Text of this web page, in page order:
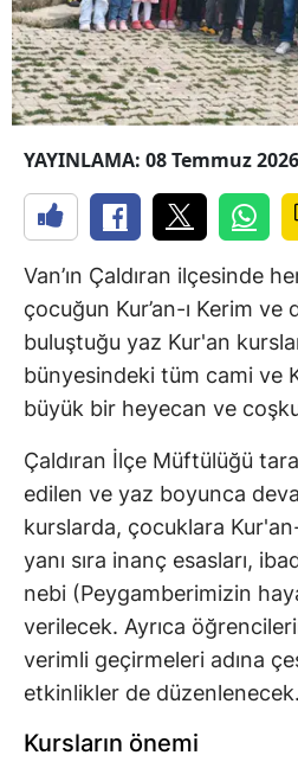
YAYINLAMA: 08 Temmuz
Van’ın Çaldıran ilçesinde
çocuğun Kur’an-ı Kerim ve
buluştuğu yaz Kur'an
bünyesindeki tüm cami ve
büyük bir heyecan ve
Çaldıran İlçe Müftülüğü
edilen ve yaz boyunca
kurslarda, çocuklara
yanı sıra inanç esasları,
nebi (Peygamberimizin
verilecek. Ayrıca
verimli geçirmeleri adına
etkinlikler de düzenlenecek.
Kursların önemi